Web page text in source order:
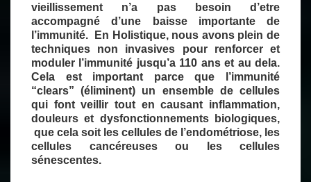
vieillissement n’a pas besoin d’etre
accompagné d’une baisse importante de
l’immunité. En Holistique, nous avons plein de
techniques non invasives pour renforcer et
moduler l’immunité jusqu’a 110 ans et au dela.
Cela est important parce que l’immunité
“clears” (éliminent) un ensemble de cellules
qui font veillir tout en causant inflammation,
douleurs et dysfonctionnements biologiques,
que cela soit les cellules de l’endométriose, les
cellules cancéreuses ou les cellules
sénescentes.